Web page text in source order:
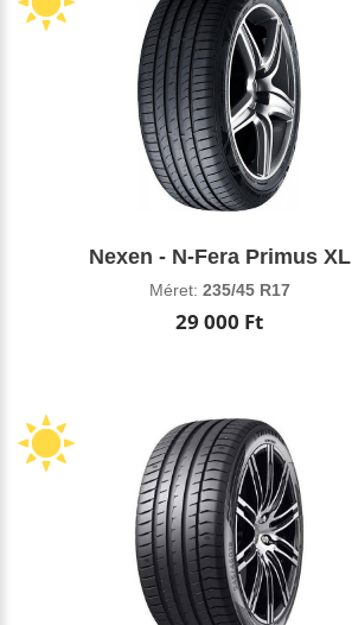
Nexen - N-Fera Primus XL
Méret: 235/45 R17
29 000 Ft